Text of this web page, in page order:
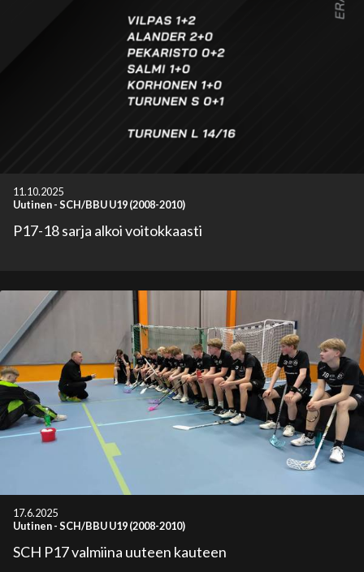
11.10.2025
Uutinen-SCH/BBU U19 (2008-2010)
P17-18 sarja alkoi voitokkaasti
17.6.2025
Uutinen-SCH/BBU U19 (2008-2010)
SCH P17 valmiina uuteen kauteen